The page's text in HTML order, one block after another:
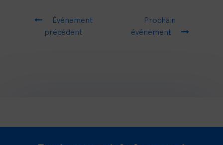
Événement
précédent
Prochain
événement